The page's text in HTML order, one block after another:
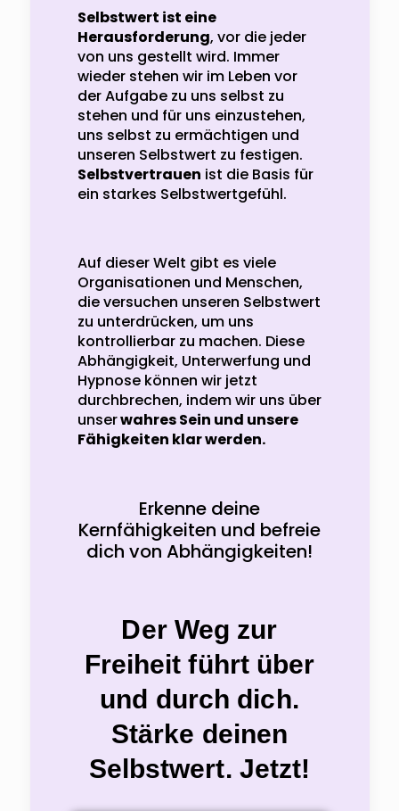
Selbstwert ist eine
Herausforderung, vor die jeder
von uns gestellt wird. Immer
wieder stehen wir im Leben vor
der Aufgabe zu uns selbst zu
stehen und für uns einzustehen,
uns selbst zu ermächtigen und
unseren Selbstwert zu festigen.
Selbstvertrauen ist die Basis für
ein starkes Selbstwertgefühl.
Auf dieser Welt gibt es viele
Organisationen und Menschen,
die versuchen unseren Selbstwert
zu unterdrücken, um uns
kontrollierbar zu machen. Diese
Abhängigkeit, Unterwerfung und
Hypnose können wir jetzt
durchbrechen, indem wir uns über
unserwahres Sein und unsere
Fähigkeiten klar werden.
Erkenne deine
Kernfähigkeiten und befreie
dich von Abhängigkeiten!
Der Weg zur
Freiheit führt über
und durch dich.
Stärke deinen
Selbstwert. Jetzt!